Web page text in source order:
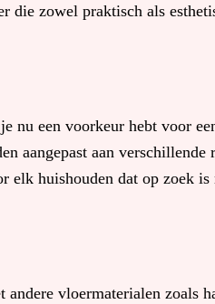
die zowel praktisch als
een voorkeur hebt voor
aangepast aan
elk huishouden dat op zoek
vloermaterialen zoals